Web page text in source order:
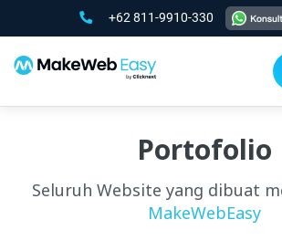
+62 811-9910-330
Portofolio
Seluruh Website yang dibuat
MakeWebEasy